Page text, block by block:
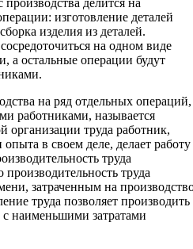
делится на
изготовление деталей
изделия из деталей.
на одном виде
а остальные операции будут
на ряд отдельных операций,
работниками, называется
организации труда работник,
в своем деле, делает работу
труда
труда
затраченным на
труда позволяет производить
наименьшими затратами